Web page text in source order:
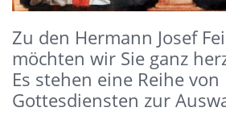
Zu den Hermann Josef
möchten wir Sie ganz
Es stehen eine Reihe von
Gottesdiensten zur